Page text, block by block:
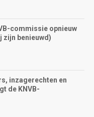
commissie opnieuw
zijn benieuwd)
inzagerechten en
de KNVB-